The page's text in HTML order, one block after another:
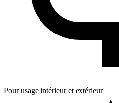
Pour usage intérieur et extérieur